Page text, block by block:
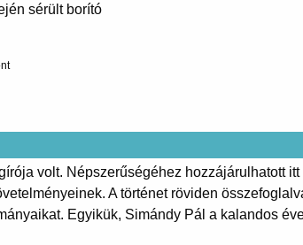
sérült borító
volt. Népszerűségéhez hozzájárulhatott
A történet röviden
Egyikük, Simándy Pál a kalandos